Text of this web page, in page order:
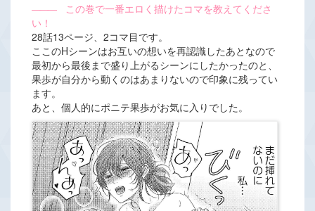
―――この巻で一番エロく描けたコマを教えてくださ
い！
28話13ページ、2コマ目です。
ここのHシーンはお互いの想いを再認識したあとなので
最初から最後まで盛り上がるシーンにしたかったのと、
果歩が自分から動くのはあまりないので印象に残ってい
ます。
あと、個人的にポニテ果歩がお気に入りでした。